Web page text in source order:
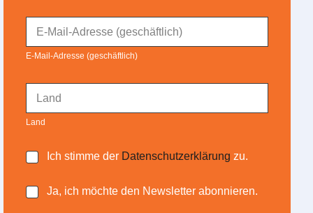
M
a
A
d
e
e
E-Mail-Adresse (geschäftlich)
n
d
Land
a
d
N
D
e
Ich stimme der Datenschutzerklärung zu.
N
Ja, ich möchte den Newsletter abonnieren.